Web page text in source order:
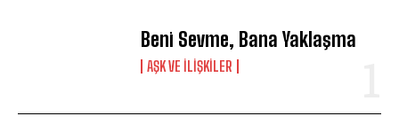
Beni Sevme, Bana Yaklaşma
AŞK VE İLIŞKILER